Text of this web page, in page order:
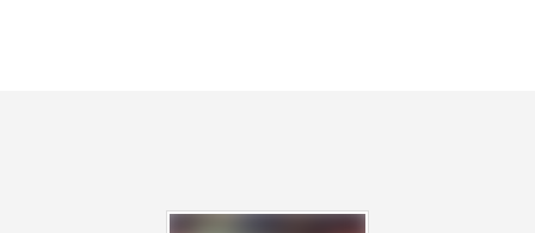
gerne wiedersehen willst und bekommst nach dem Event